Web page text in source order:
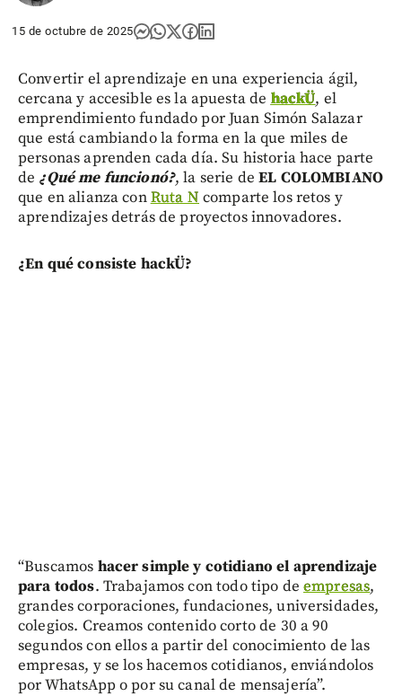
15 de octubre de 2025
Convertir el aprendizaje en una experiencia ágil,
cercana y accesible es la apuesta de hackÜ, el
emprendimiento fundado por Juan Simón Salazar
que está cambiando la forma en la que miles de
personas aprenden cada día. Su historia hace parte
de ¿Qué me funcionó?, la serie deEL COLOMBIANO
que en alianza conRuta N comparte los retos y
aprendizajes detrás de proyectos innovadores.
¿En qué consiste hackÜ?
“Buscamos hacer simple y cotidiano el aprendizaje
para todos. Trabajamos con todo tipo deempresas,
grandes corporaciones, fundaciones, universidades,
colegios. Creamos contenido corto de 30 a 90
segundos con ellos a partir del conocimiento de las
empresas, y se los hacemos cotidianos, enviándolos
por WhatsApp o por su canal de mensajería”.